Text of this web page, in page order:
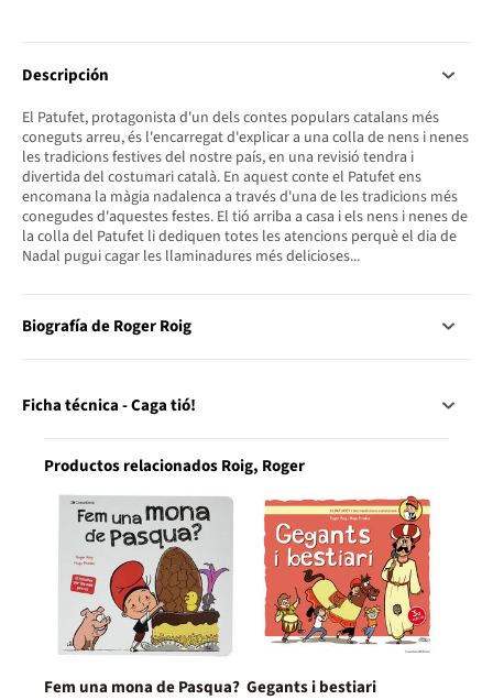
Descripción
El Patufet, protagonista d'un dels contes populars catalans més
coneguts arreu, és l'encarregat d'explicar a una colla de nens i nenes
les tradicions festives del nostre país, en una revisió tendra i
divertida del costumari català. En aquest conte el Patufet ens
encomana la màgia nadalenca a través d'una de les tradicions més
conegudes d'aquestes festes. El tió arriba a casa i els nens i nenes de
la colla del Patufet li dediquen totes les atencions perquè el dia de
Nadal pugui cagar les llaminadures més delicioses...
Biografía de Roger Roig
Ficha técnica - Caga tió!
Productos relacionados Roig, Roger
Fem una mona de Pasqua? Gegants i bestiari